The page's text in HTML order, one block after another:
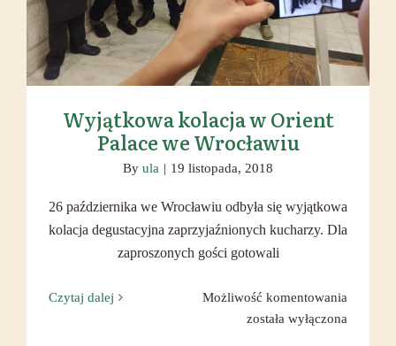
Wyjątkowa kolacja w Orient
Palace we Wrocławiu
By ula | 19 listopada, 2018
26 października we Wrocławiu odbyła się wyjątkowa
kolacja degustacyjna zaprzyjaźnionych kucharzy. Dla
zaproszonych gości gotowali
Czytaj dalej Możliwość komentowania
została wyłączona